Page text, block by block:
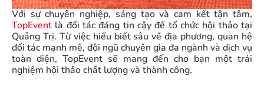
Với sự chuyên nghiệp, sáng tạo và cam kết tận tâm,
TopEvent là đối tác đáng tin cậy để tổ chức hội thảo tại
Quảng Trị. Từ việc hiểu biết sâu về địa phương, quan hệ
đối tác mạnh mẽ, đội ngũ chuyên gia đa ngành và dịch vụ
toàn diện, TopEvent sẽ mang đến cho bạn một trải
nghiệm hội thảo chất lượng và thành công.